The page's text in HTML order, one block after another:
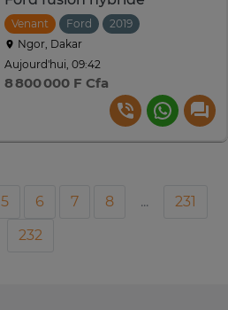
Venant Ford 2019
Ngor, Dakar
Aujourd'hui, 09:42
8 800 000 F Cfa
5 6 7 8 ...
231
232